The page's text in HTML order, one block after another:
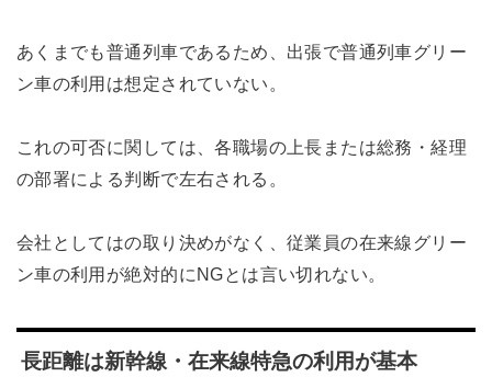
あくまでも普通列車であるため、出張で普通列車グリー
ン車の利用は想定されていない。
これの可否に関しては、各職場の上長または総務・経理
の部署による判断で左右される。
会社としてはの取り決めがなく、従業員の在来線グリー
ン車の利用が絶対的にNGとは言い切れない。
長距離は新幹線・在来線特急の利用が基本